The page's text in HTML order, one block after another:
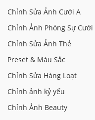
Chỉnh Sửa Ảnh Cưới A
Chỉnh Ảnh Phóng Sự Cưới
Chỉnh Sửa Ảnh Thẻ
Preset & Màu Sắc
Chỉnh Sửa Hàng Loạt
Chỉnh ảnh kỷ yếu
Chỉnh Ảnh Beauty